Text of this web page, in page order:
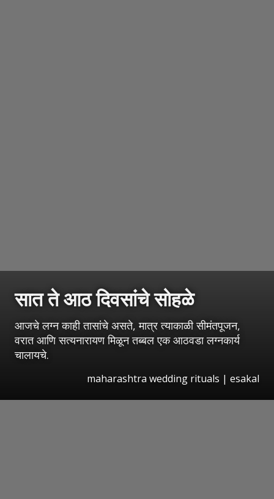
सात ते आठ दिवसांचे सोहळे
आजचे लग्न काही तासांचे असते, मात्र त्याकाळी सीमंतपूजन,
वरात आणि सत्यनारायण मिळून तब्बल एक आठवडा लग्नकार्य
चालायचे.
maharashtra wedding rituals | esakal